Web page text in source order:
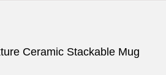
Ceramic Stackable Mug